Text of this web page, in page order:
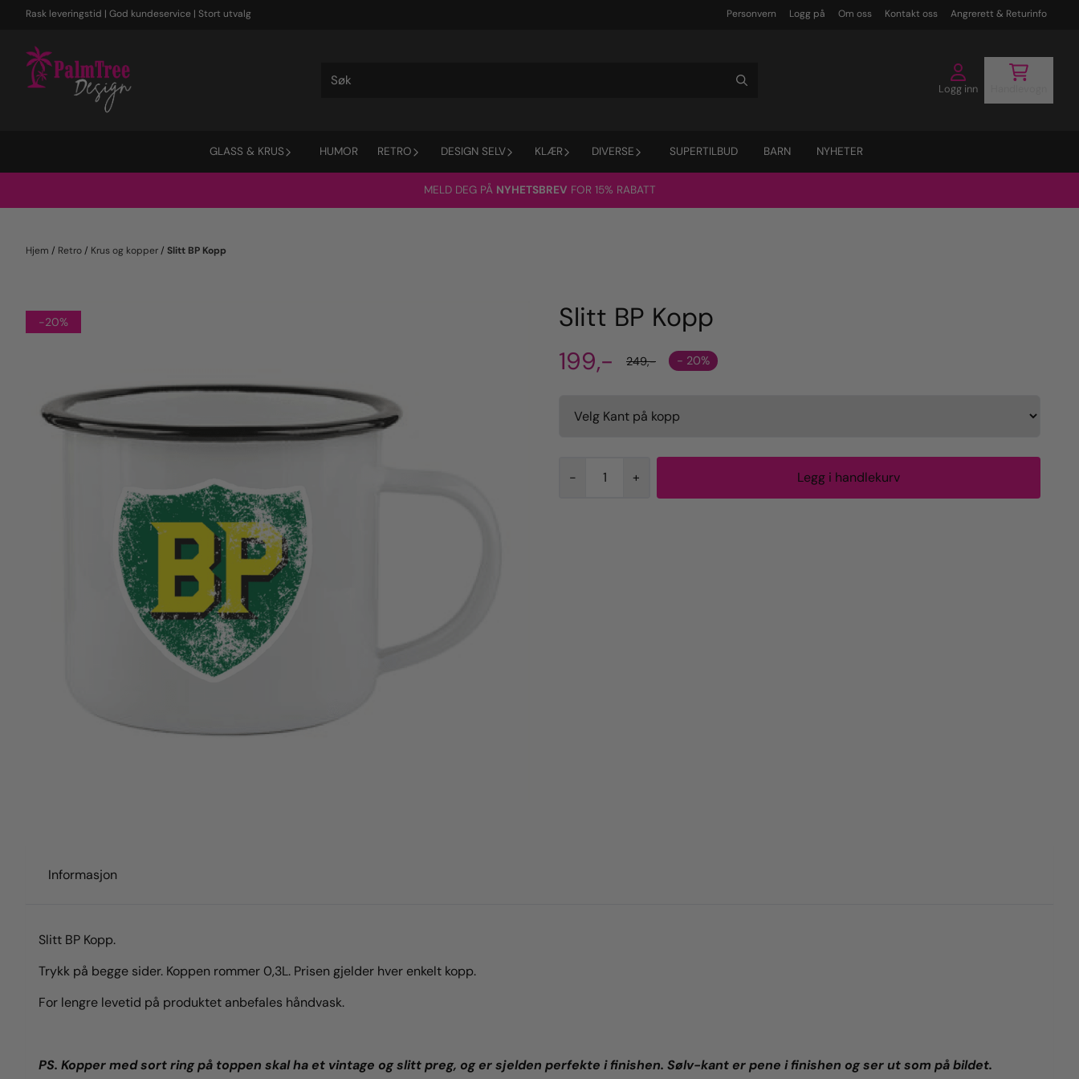
Hopp til innhold
Rask leveringstid | God kundeservice | Stort utvalg Personvern Logg på Om oss Kontakt oss Angrerett & Returinfo
Logg inn
GLASS & KRUS HUMOR RETRO DESIGN SELV KLÆR DIVERSE SUPERTILBUD BARN NYHETER
MELD DEG PÅ NYHETSBREV FOR 15% RABATT
Hjem / Retro / Krus og kopper / Slitt BP Kopp
-20% Slitt BP Kopp
199,- 249,- - 20%
- +
Informasjon
Slitt BP Kopp.
Trykk på begge sider. Koppen rommer 0,3L. Prisen gjelder hver enkelt kopp.
For lengre levetid på produktet anbefales håndvask.
PS. Kopper med sort ring på toppen skal ha et vintage og slitt preg, og er sjelden perfekte i finishen. Sølv-kant er pene i finishen og ser ut som på bildet.